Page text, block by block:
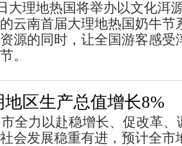
大理地热国将举办以文化洱
云南首届大理地热国奶牛节
源的同时，让全国游客感受
。
地区生产总值增长8%
全力以赴稳增长、促改革
会发展稳重有进，预计全市